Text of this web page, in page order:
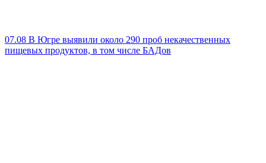
07.08 В Югре выявили около 290 проб некачественных
пищевых продуктов, в том числе БАДов